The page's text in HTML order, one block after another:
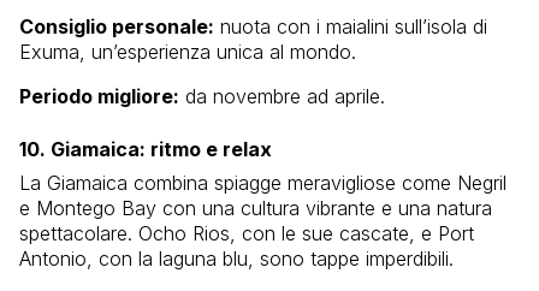
Consiglio personale: nuota con i maialini sull’isola di
Exuma, un’esperienza unica al mondo.
Periodo migliore: da novembre ad aprile.
10. Giamaica: ritmo e relax
La Giamaica combina spiagge meravigliose come Negril
e Montego Bay con una cultura vibrante e una natura
spettacolare. Ocho Rios, con le sue cascate, e Port
Antonio, con la laguna blu, sono tappe imperdibili.